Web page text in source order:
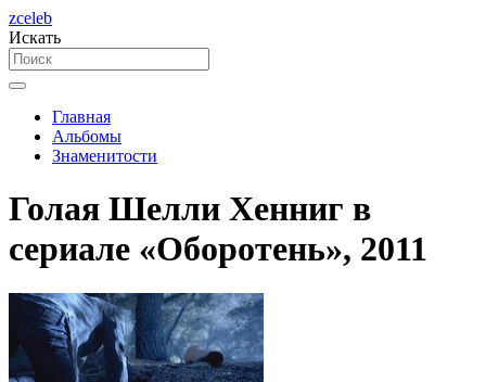
zceleb
Искать
Главная
Альбомы
Знаменитости
Голая Шелли Хенниг в
сериале «Оборотень», 2011